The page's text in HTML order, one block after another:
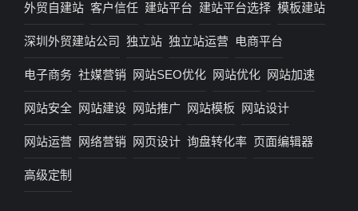
外贸自建站 客户信任 建站平台 建站平台选择 模板建站
深圳外贸建站公司 独立站 独立站运营 电商平台
电子商务 社媒营销 网站SEO优化 网站优化 网站加速
网站安全 网站建设 网站推广 网站模板 网站设计
网站运营 网络营销 网页设计 询盘转化率 页面编辑器
高级定制